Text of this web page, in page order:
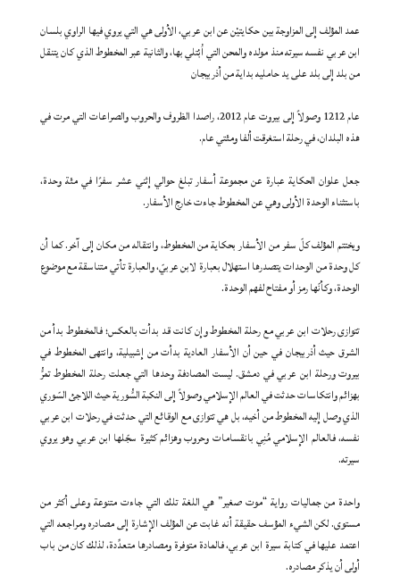
عمد المؤلف إلى المزاوجة بين حكايتيْن عن ابن عربي، الأولى هي التي يروي فيها الراوي بلسان
ابن عربي نفسه سيرته منذ مولده والمحن التي اُبْتلي بها، والثانية عبر المخطوط الذي كان يتنقل
من بلد إلى بلد على يد حامليه بداية من أذربيجان
عام 1212 وصولاً إلى بيروت عام 2012، راصدا الظروف والحروب والصراعات التي مرت في
هذه البلدان، في رحلة استغرقت ألفا ومئتي عام.
جعل علوان الحكاية عبارة عن مجموعة أسفار تبلغ حوالي إثني عشر سفرًا في مئة وحدة،
باستثناء الوحدة الأولى وهي عن المخطوط جاءت خارج الأسفار.
ويختتم المؤلف كلّ سفر من الأسفار بحكاية من المخطوط، وانتقاله من مكان إلى آخر. كما أن
كل وحدة من الوحدات يتصدرها استهلال بعبارة لابن عربيّ، والعبارة تأتي متناسقة مع موضوع
الوحدة، وكأنّها رمز أو مفتاح لفهم الوحدة.
تتوازى رحلات ابن عربي مع رحلة المخطوط وإن كانت قد بدأت بالعكس؛ فالمخطوط بدأ من
الشرق حيث أذربيجان في حين أن الأسفار العادية بدأت من إشبيلية، وانتهى المخطوط في
بيروت ورحلة ابن عربي في دمشق. ليست المصادفة وحدها التي جعلت رحلة المخطوط تمرُّ
بهزائم وانتكاسات حدثت في العالم الإسلامي وصولاً إلى النكبة السُّورية حيث اللاجئ السّوري
الذي وصل إليه المخطوط من أخيه، بل هي تتوازى مع الوقائع التي حدثت في رحلات ابن عربي
نفسه، فالعالم الإسلامي مُنِي بانقسامات وحروب وهزائم كثيرة سجّلها ابن عربي وهو يروي
سيرته.
واحدة من جماليات رواية “موت صغير” هي اللغة تلك التي جاءت متنوعة وعلى أكثر من
مستوى. لكن الشيء المؤسف حقيقة أنه غابت عن المؤلف الإشارة إلى مصادره ومراجعه التي
اعتمد عليها في كتابة سيرة ابن عربي، فالمادة متوفرة ومصادرها متعدِّدة، لذلك كان من باب
أولى أن يذكر مصادره.